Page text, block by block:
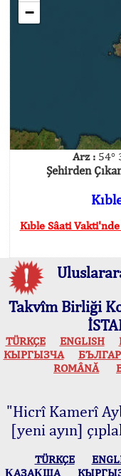
−
Arz : 54°
Şehirden
Kıble Sâati
Takvîm Birliği
TÜRKÇE ENGLISH
КЫPГЫЗЧA
ROMÂNĂ
"Hicrî Kamerî
[yeni ayın]
TÜRKÇE
ҚАЗАҚША